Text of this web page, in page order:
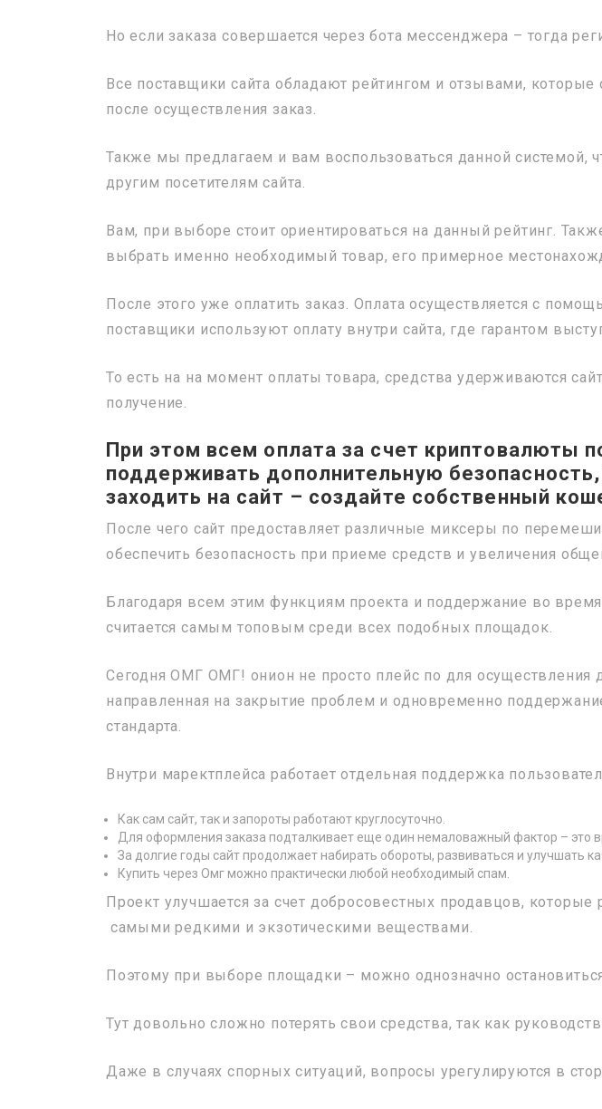
Но если заказа совершается через бота мессенджера – тогда
Все поставщики сайта обладают рейтингом и отзывами, которые
после осуществления заказ.
Также мы предлагаем и вам воспользоваться данной системой,
другим посетителям сайта.
Вам, при выборе стоит ориентироваться на данный рейтинг.
выбрать именно необходимый товар, его примерное
После этого уже оплатить заказ. Оплата осуществляется с
поставщики используют оплату внутри сайта, где гарантом
То есть на на момент оплаты товара, средства удерживаются
получение.
При этом всем оплата за счет криптовалюты
поддерживать дополнительную
заходить на сайт – создайте собственный
После чего сайт предоставляет различные миксеры по
обеспечить безопасность при приеме средств и увеличения
Благодаря всем этим функциям проекта и поддержание во
считается самым топовым среди всех подобных площадок.
Сегодня ОМГ ОМГ! онион не просто плейс по для осуществления
направленная на закрытие проблем и одновременно
стандарта.
Внутри маректплейса работает отдельная поддержка
Как сам сайт, так и запороты работают круглосуточно.
Для оформления заказа подталкивает еще один немаловажный фактор – это
За долгие годы сайт продолжает набирать обороты, развиваться и улучшать
Купить через Омг можно практически любой необходимый спам.
Проект улучшается за счет добросовестных продавцов, которые
самыми редкими и экзотическими веществами.
Поэтому при выборе площадки – можно однозначно
Тут довольно сложно потерять свои средства, так как
Даже в случаях спорных ситуаций, вопросы урегулируются в